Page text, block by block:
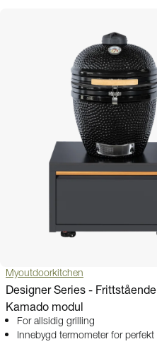
Myoutdoorkitchen
Designer Series - Frittstående
Kamado modul
For allsidig grilling
Innebygd termometer for perfekt